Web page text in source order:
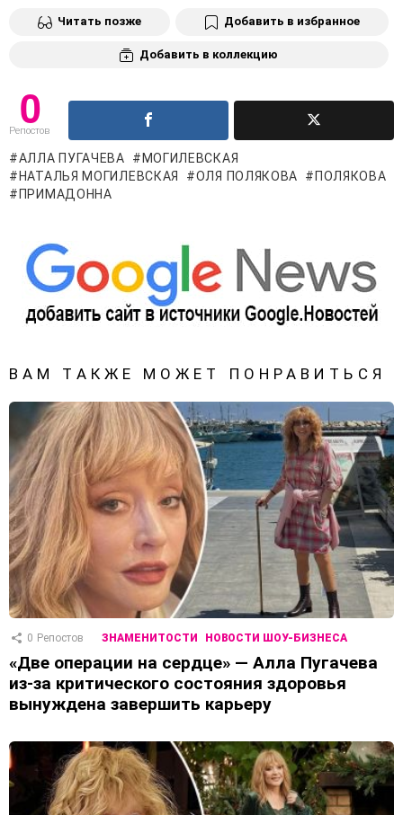
Читать позже Добавить в избранное
Добавить в коллекцию
0
Репостов
АЛЛА ПУГАЧЕВА
МОГИЛЕВСКАЯ
НАТАЛЬЯ МОГИЛЕВСКАЯ
ОЛЯ ПОЛЯКОВА
ПОЛЯКОВА
ПРИМАДОННА
ВАМ ТАКЖЕ МОЖЕТ ПОНРАВИТЬСЯ
0 Репостов ЗНАМЕНИТОСТИ НОВОСТИ ШОУ-БИЗНЕСА
«Две операции на сердце» — Алла Пугачева
из-за критического состояния здоровья
вынуждена завершить карьеру